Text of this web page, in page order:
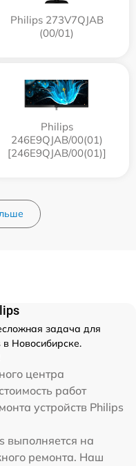
Philips 273V7QJAB
(00/01)
Philips
246E9QJAB/00(01)
[246E9QJAB/00(01)]
задача для
в Новосибирске.
центра
работ
устройств Philips
выполняется на
ремонта. Наш